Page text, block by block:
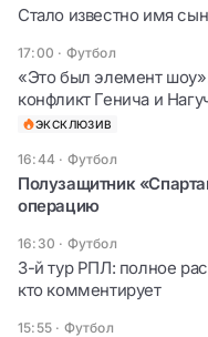
Стало известно имя
17:00 · Футбол
«Это был элемент
конфликт Генича и
ЭКСКЛЮЗИВ
16:44 · Футбол
Полузащитник
операцию
16:30 · Футбол
3-й тур РПЛ: полное
кто комментирует
15:55 · Футбол